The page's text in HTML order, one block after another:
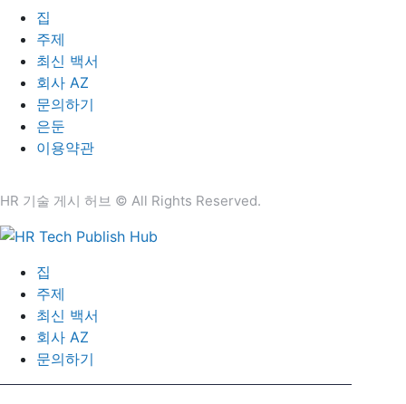
집
주제
최신 백서
회사 AZ
문의하기
은둔
이용약관
HR 기술 게시 허브 © All Rights Reserved.
집
주제
최신 백서
회사 AZ
문의하기